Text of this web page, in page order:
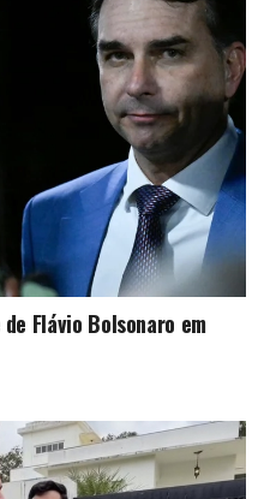
Flávio Bolsonaro em